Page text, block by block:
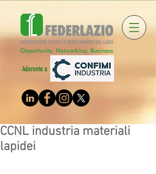
Aderente a
CCNL industria materiali
lapidei